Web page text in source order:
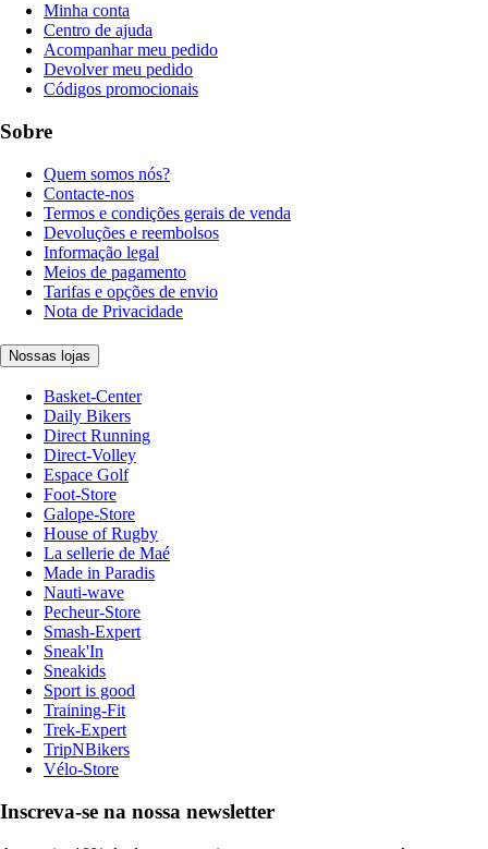
Minha conta
Centro de ajuda
Acompanhar meu pedido
Devolver meu pedido
Códigos promocionais
Sobre
Quem somos nós?
Contacte-nos
Termos e condições gerais de venda
Devoluções e reembolsos
Informação legal
Meios de pagamento
Tarifas e opções de envio
Nota de Privacidade
Nossas lojas
Basket-Center
Daily Bikers
Direct Running
Direct-Volley
Espace Golf
Foot-Store
Galope-Store
House of Rugby
La sellerie de Maé
Made in Paradis
Nauti-wave
Pecheur-Store
Smash-Expert
Sneak'In
Sneakids
Sport is good
Training-Fit
Trek-Expert
TripNBikers
Vélo-Store
Inscreva-se na nossa newsletter